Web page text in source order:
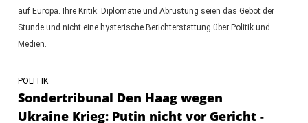
auf Europa. Ihre Kritik: Diplomatie und Abrüstung seien das Gebot der
Stunde und nicht eine hysterische Berichterstattung über Politik und
Medien.
POLITIK
Sondertribunal Den Haag wegen
Ukraine Krieg: Putin nicht vor Gericht -